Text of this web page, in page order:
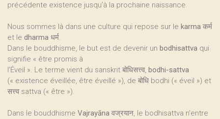
précédente existence jusqu’à la prochaine naissance.
Nous sommes là dans une culture qui repose sur le karma कर्म
et le dharma धर्म.
Dans le bouddhisme, le but est de devenir un bodhisattva qui
signifie « être promis à
l’Éveil ». Le terme vient du sanskrit बोधिसत्त्व, bodhi-sattva
(« existence éveillée, être éveillé »), de बोधि bodhi (« éveil ») et
सत्त्व sattva (« être »).
Dans le bouddhisme Vajrayāna वज्रयान, le bodhisattva n’entre